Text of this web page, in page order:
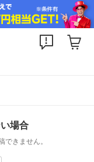
場合
できません。